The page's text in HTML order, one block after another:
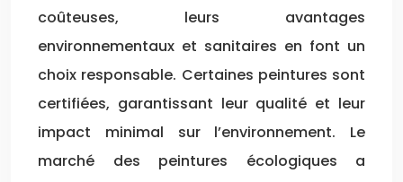
coûteuses, leurs avantages
environnementaux et sanitaires en font un
choix responsable. Certaines peintures sont
certifiées, garantissant leur qualité et leur
impact minimal sur l’environnement. Le
marché des peintures écologiques a